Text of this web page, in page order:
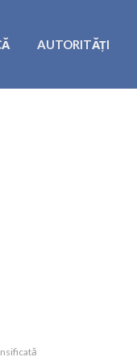
AUTORITĂȚI